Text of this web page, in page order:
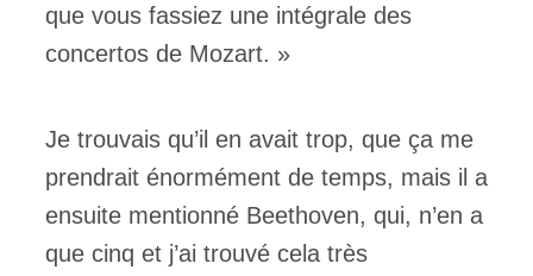
que vous fassiez une intégrale des
concertos de Mozart. »
Je trouvais qu’il en avait trop, que ça me
prendrait énormément de temps, mais il a
ensuite mentionné Beethoven, qui, n’en a
que cinq et j’ai trouvé cela très